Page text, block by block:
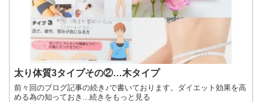
太り体質3タイプその②…木タイプ
前々回のブログ記事の続き♪で書いております。ダイエット効果を高
める為の知っておき...続きをもっと見る